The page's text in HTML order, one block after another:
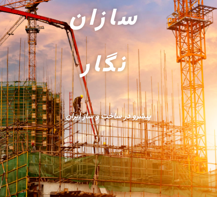
سازان
نگار
پیشرو در ساخت و ساز ایران